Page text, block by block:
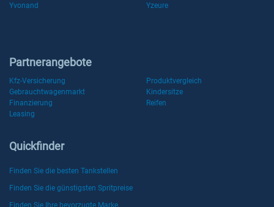
Yvonand
Yzeure
Partnerangebote
Kfz-Versicherung
Produktvergleich
Gebrauchtwagenmarkt
Kindersitze
Finanzierung
Reifen
Leasing
Quickfinder
Finden Sie die besten Tankstellen
Finden Sie die günstigsten Spritpreise
Finden Sie Ihre bevorzugte Marke